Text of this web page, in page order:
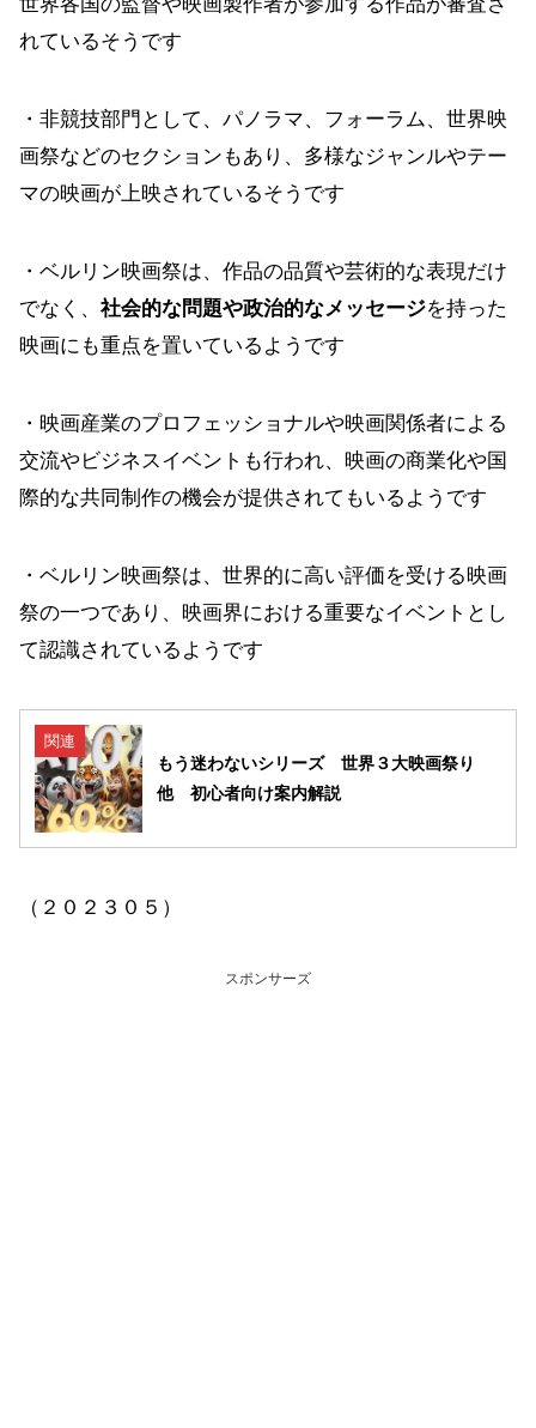
れているそうです
・非競技部門として、パノラマ、フォーラム、世界映
画祭などのセクションもあり、多様なジャンルやテー
マの映画が上映されているそうです
・ベルリン映画祭は、作品の品質や芸術的な表現だけ
でなく、 社会的な問題や政治的なメッセージを持った
映画にも重点を置いているようです
・映画産業のプロフェッショナルや映画関係者による
交流やビジネスイベントも行われ、映画の商業化や国
際的な共同制作の機会が提供されてもいるようです
・ベルリン映画祭は、世界的に高い評価を受ける映画
祭の一つであり、映画界における重要なイベントとし
て認識されているようです
関連
もう迷わないシリーズ 世界３大映画祭り
他 初心者向け案内解説
（２０２３０５）
スポンサーズ